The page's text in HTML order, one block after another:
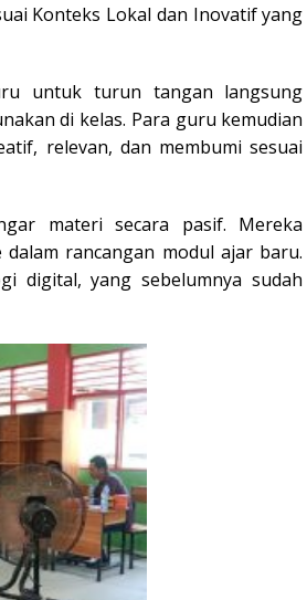
Konteks Lokal dan Inovatif yang
untuk turun tangan langsung
di kelas. Para guru kemudian
relevan, dan membumi sesuai
materi secara pasif. Mereka
rancangan modul ajar baru.
digital, yang sebelumnya sudah